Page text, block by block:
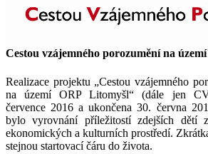
Cestou vzájemného porozumění na
Realizace projektu „Cestou vzájemného
na území ORP Litomyšl“ (dále jen
července 2016 a ukončena 30. června
bylo vyrovnání příležitostí zdejších dětí
ekonomických a kulturních prostředí.
stejnou startovací čáru do života.